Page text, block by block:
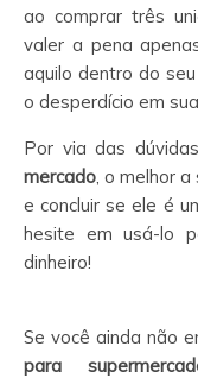
ao comprar três
valer a pena
aquilo dentro do
o desperdício em
Por via das
mercado , o melhor
e concluir se ele é
hesite em usá-lo
dinheiro!
Se você ainda não
para